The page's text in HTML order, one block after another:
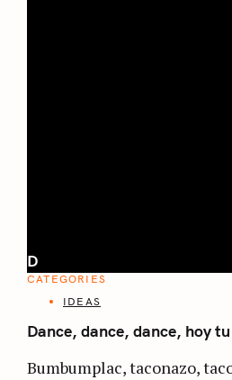
D
CATEGORIES
IDEAS
Dance, dance, dance, hoy
Bumbumplac, taconazo,